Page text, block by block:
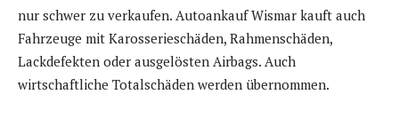
nur schwer zu verkaufen. Autoankauf Wismar kauft auch
Fahrzeuge mit Karosserieschäden, Rahmenschäden,
Lackdefekten oder ausgelösten Airbags. Auch
wirtschaftliche Totalschäden werden übernommen.